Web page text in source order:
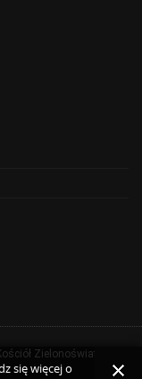
Zielonoświatkowy.
się więcej o